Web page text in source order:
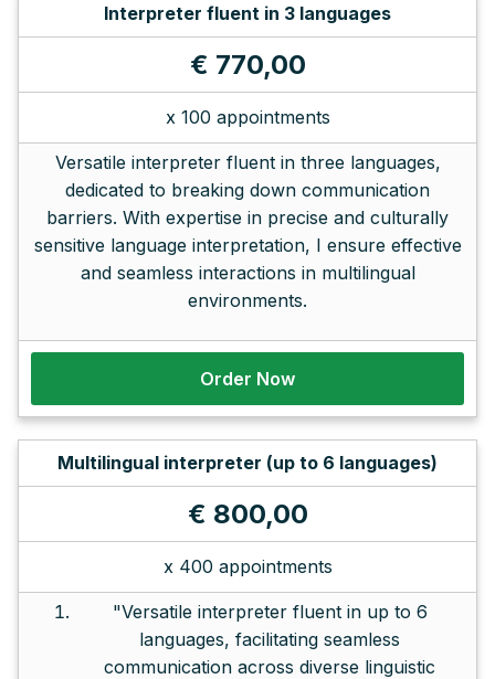
Interpreter fluent in 3 languages
€ 770,00
x 100 appointments
Versatile interpreter fluent in three languages,
dedicated to breaking down communication
barriers. With expertise in precise and culturally
sensitive language interpretation, I ensure effective
and seamless interactions in multilingual
environments.
Order Now
Multilingual interpreter (up to 6 languages)
€ 800,00
x 400 appointments
"Versatile interpreter fluent in up to 6
languages, facilitating seamless
communication across diverse linguistic